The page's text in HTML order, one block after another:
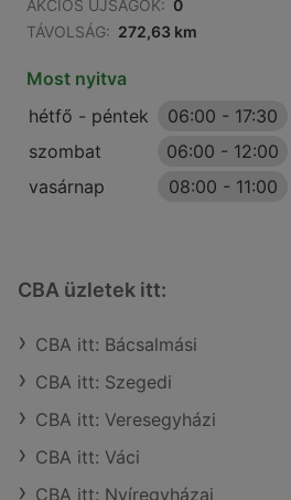
AKCIÓS ÚJSÁGOK: 0
TÁVOLSÁG: 272,63 km
Most nyitva
hétfő - péntek
06:00 - 17:30
szombat
06:00 - 12:00
vasárnap
08:00 - 11:00
CBA üzletek itt:
CBA itt: Bácsalmási
CBA itt: Szegedi
CBA itt: Veresegyházi
CBA itt: Váci
CBA itt: Nyíregyházai